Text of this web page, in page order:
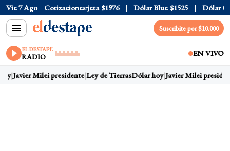
Vie 7 Ago Cotizaciones
$1520 Dólar Tarjeta $1976 Dólar Blue $1525 Dólar CCL
Suscribite por $10.000
EL DESTAPE
RADIO EN VIVO
Javier Milei presidente Ley de TierrasDólar hoy Javier Milei